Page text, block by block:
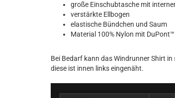
große Einschubtasche mit
verstärkte Ellbogen
elastische Bündchen und Saum
Material 100% Nylon mit
Bei Bedarf kann das Windrunner Shirt
diese ist innen links eingenäht.